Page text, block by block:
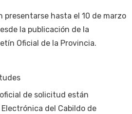
presentarse hasta el 10 de marzo
la publicación de la
Oficial de la Provincia.
de solicitud están
del Cabildo de